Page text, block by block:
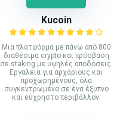
Kucoin
Mια πλατφόρμα με πάνω από 800
διαθέσιμα crypto και πρόσβαση
σε staking με υψηλές αποδόσεις.
Εργαλεία για αρχάριους και
προχωρημένους, όλα
συγκεντρωμένα σε ένα έξυπνο
και εύχρηστο περιβάλλον.